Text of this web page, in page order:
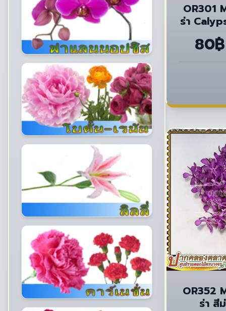
OR301
ร่า
80฿
OR352
ร่า สี